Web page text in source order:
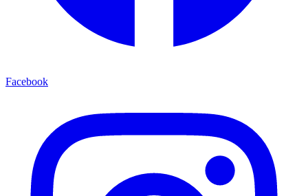
Facebook